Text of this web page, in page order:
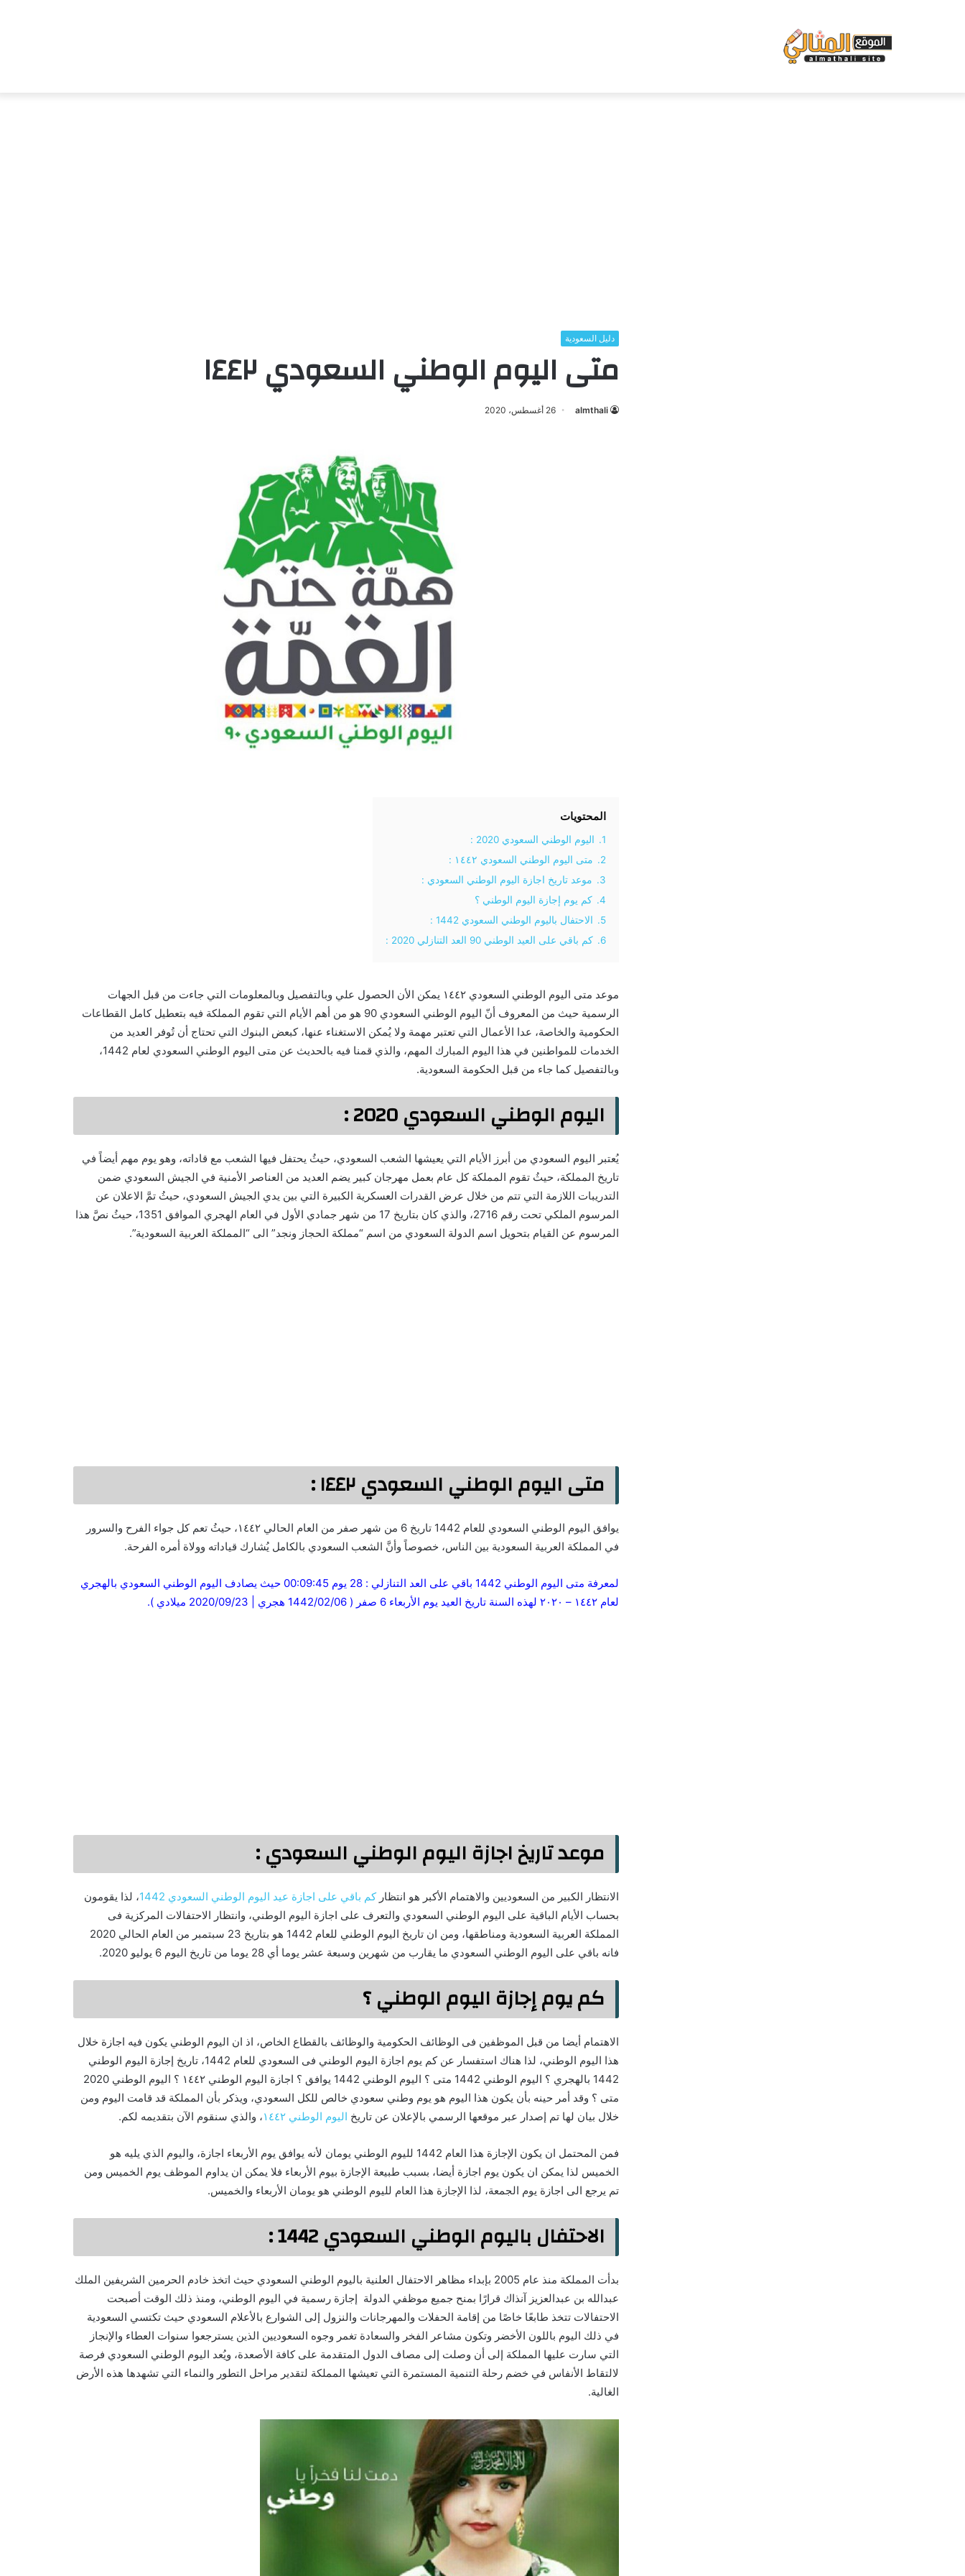
دليل السعودية
متى اليوم الوطني السعودي ١٤٤٢
almthali 26 أغسطس، 2020
المحتويات
1.
اليوم الوطني السعودي 2020 :
2.
متى اليوم الوطني السعودي ١٤٤٢ :
3.
موعد تاريخ اجازة اليوم الوطني السعودي :
4.
كم يوم إجازة اليوم الوطني ؟
5.
الاحتفال باليوم الوطني السعودي 1442 :
6.
كم باقي على العيد الوطني 90 العد التنازلي 2020 :
موعد متى اليوم الوطني السعودي ١٤٤٢ يمكن الأن الحصول علي وبالتفصيل وبالمعلومات التي جاءت من قبل الجهات
الرسمية حيث من المعروف أنّ اليوم الوطني السعودي 90 هو من أهم الأيام التي تقوم المملكة فيه بتعطيل كامل القطاعات
الحكومية والخاصة، عدا الأعمال التي تعتبر مهمة ولا يُمكن الاستغناء عنها، كبعض البنوك التي تحتاج أن تُوفر العديد من
الخدمات للمواطنين في هذا اليوم المبارك المهم، والذي قمنا فيه بالحديث عن متى اليوم الوطني السعودي لعام 1442،
وبالتفصيل كما جاء من قبل الحكومة السعودية.
اليوم الوطني السعودي 2020 :
يُعتبر اليوم السعودي من أبرز الأيام التي يعيشها الشعب السعودي، حيثُ يحتفل فيها الشعب مع قاداته، وهو يوم مهم أيضاً في
تاريخ المملكة، حيثُ تقوم المملكة كل عام بعمل مهرجان كبير يضم العديد من العناصر الأمنية في الجيش السعودي ضمن
التدريبات اللازمة التي تتم من خلال عرض القدرات العسكرية الكبيرة التي بين يدي الجيش السعودي، حيثُ تمَّ الاعلان عن
المرسوم الملكي تحت رقم 2716، والذي كان بتاريخ 17 من شهر جمادي الأول في العام الهجري الموافق 1351، حيثُ نصَّ هذا
المرسوم عن القيام بتحويل اسم الدولة السعودي من اسم “مملكة الحجاز ونجد” الى “المملكة العربية السعودية”.
متى اليوم الوطني السعودي ١٤٤٢ :
يوافق اليوم الوطني السعودي للعام 1442 تاريخ 6 من شهر صفر من العام الحالي ١٤٤٢، حيثُ تعم كل جواء الفرح والسرور
في المملكة العربية السعودية بين الناس، خصوصاً وأنَّ الشعب السعودي بالكامل يُشارك قياداته وولاة أمره الفرحة.
لمعرفة متى اليوم الوطني 1442 باقي على العد التنازلي : 28 يوم 00:09:45 حيث يصادف اليوم الوطني السعودي بالهجري
لعام ١٤٤٢ – ٢٠٢٠ لهذه السنة تاريخ العيد يوم الأربعاء 6 صفر ( 1442/02/06 هجري | 2020/09/23 ميلادي ).
موعد تاريخ اجازة اليوم الوطني السعودي :
الانتظار الكبير من السعوديين والاهتمام الأكبر هو انتظاركم باقي على اجازة عيد اليوم الوطني السعودي 1442
، لذا يقومون
بحساب الأيام الباقية على اليوم الوطني السعودي والتعرف على اجازة اليوم الوطني، وانتظار الاحتفالات المركزية فى
المملكة العربية السعودية ومناطقها، ومن ان تاريخ اليوم الوطني للعام 1442 هو بتاريخ 23 سبتمبر من العام الحالي 2020
فانه باقي على اليوم الوطني السعودي ما يقارب من شهرين وسبعة عشر يوما أي 28 يوما من تاريخ اليوم 6 يوليو 2020.
كم يوم إجازة اليوم الوطني ؟
الاهتمام أيضا من قبل الموظفين فى الوظائف الحكومية والوظائف بالقطاع الخاص، اذ ان اليوم الوطني يكون فيه اجازة خلال
هذا اليوم الوطني، لذا هناك استفسار عن كم يوم اجازة اليوم الوطني فى السعودي للعام 1442، تاريخ إجازة اليوم الوطني
1442 بالهجري ؟ اليوم الوطني 1442 متى ؟ اليوم الوطني 1442 يوافق ؟ اجازة اليوم الوطني ١٤٤٢ ؟ اليوم الوطني 2020
متى ؟ وقد أمر حينه بأن يكون هذا اليوم هو يوم وطني سعودي خالص للكل السعودي، ويذكر بأن المملكة قد قامت اليوم ومن
خلال بيان لها تم إصدار عبر موقعها الرسمي بالإعلان عن تاريخ اليوم الوطني ١٤٤٢ ، والذي سنقوم الآن بتقديمه لكم.
فمن المحتمل ان يكون الإجازة هذا العام 1442 لليوم الوطني يومان لأنه يوافق يوم الأربعاء اجازة، واليوم الذي يليه هو
الخميس لذا يمكن ان يكون يوم اجازة أيضا، بسبب طبيعة الإجازة بيوم الأربعاء فلا يمكن ان يداوم الموظف يوم الخميس ومن
تم يرجع الى اجازة يوم الجمعة، لذا الإجازة هذا العام لليوم الوطني هو يومان الأربعاء والخميس.
الاحتفال باليوم الوطني السعودي 1442 :
بدأت المملكة منذ عام 2005 بإبداء مظاهر الاحتفال العلنية باليوم الوطني السعودي حيث اتخذ خادم الحرمين الشريفين الملك
عبدالله بن عبدالعزيز آنذاك قرارًا بمنح جميع موظفي الدولة إجازة رسمية في اليوم الوطني، ومنذ ذلك الوقت أصبحت
الاحتفالات تتخذ طابعًا خاصًا من إقامة الحفلات والمهرجانات والنزول إلى الشوارع بالأعلام السعودي حيث تكتسي السعودية
في ذلك اليوم باللون الأخضر وتكون مشاعر الفخر والسعادة تغمر وجوه السعوديين الذين يسترجعوا سنوات العطاء والإنجاز
التي سارت عليها المملكة إلى أن وصلت إلى مصاف الدول المتقدمة على كافة الأصعدة، ويُعد اليوم الوطني السعودي فرصة
لالتقاط الأنفاس في خضم رحلة التنمية المستمرة التي تعيشها المملكة لتقدير مراحل التطور والنماء التي تشهدها هذه الأرض
الغالية.